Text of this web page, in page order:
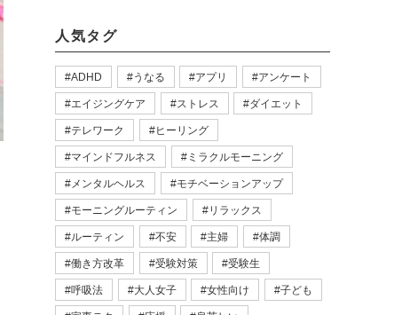
人気タグ
ADHD うなる アプリ アンケート
エイジングケア ストレス ダイエット
テレワーク ヒーリング
マインドフルネス ミラクルモーニング
メンタルヘルス モチベーションアップ
モーニングルーティン リラックス
ルーティン 不安 主婦 体調
働き方改革 受験対策 受験生
呼吸法 大人女子 女性向け 子ども